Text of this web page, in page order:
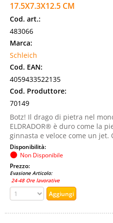
17.5X7.3X12.5 CM
Cod. art.:
483066
Marca:
Schleich
Cod. EAN:
4059433522135
Cod. Produttore:
70149
Botz! Il drago di pietra nel
ELDRADOR® è duro come la
ginnasta e veloce come un jet.
Disponibilità:
Non Disponibile
Prezzo:
Evasione Articolo:
24-48 Ore lavorative